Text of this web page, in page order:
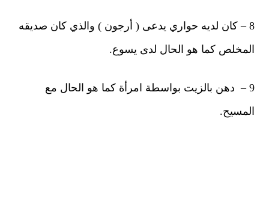
– كان لديه حواري يدعى ( أرجون ) والذي كان صديقه
كما هو الحال لدى يسوع.
– دهن بالزيت بواسطة امرأة كما هو الحال مع